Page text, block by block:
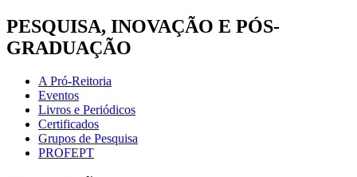
PESQUISA, INOVAÇÃO E PÓS-
GRADUAÇÃO
A Pró-Reitoria
Eventos
Livros e Periódicos
Certificados
Grupos de Pesquisa
PROFEPT